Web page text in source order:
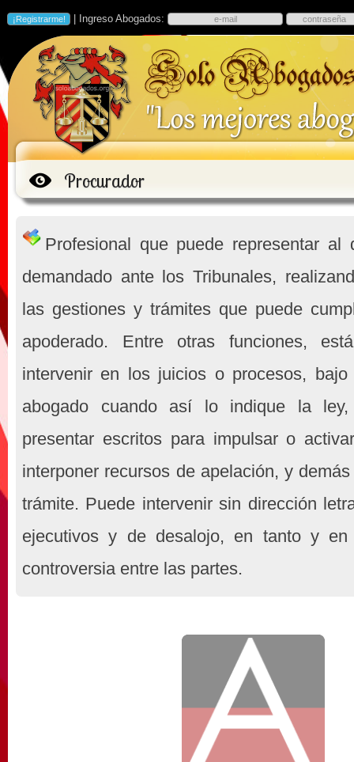
| Ingreso Abogados:
Procurador
Profesional que puede representar al
demandado ante los Tribunales,
las gestiones y trámites que puede
apoderado. Entre otras funciones,
intervenir en los juicios o procesos,
abogado cuando así lo indique la
presentar escritos para impulsar o
interponer recursos de apelación, y
trámite. Puede intervenir sin dirección
ejecutivos y de desalojo, en tanto y
controversia entre las partes.